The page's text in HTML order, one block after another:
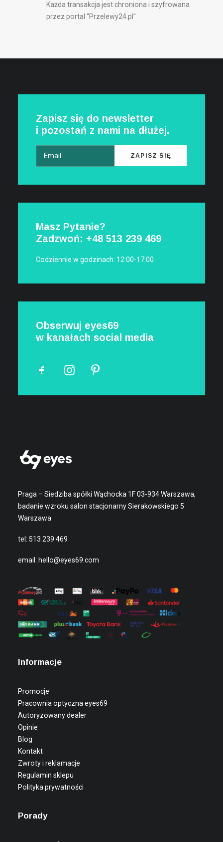
Każda transakcja jest chroniona i szyfrowana
przez portal "Przelewy24.pl"
Zapisz się do newsletter
i pozostań z nami na dłużej.
Masz Pytanie?
Zadzwoń: +48 513 239 469
Codziennie w godzinach: 12:00-17:00
Obserwuj eyes69
w kanałach social media
Praga – Siedziba spółki Wąchocka 1F 03-934 Warszawa,
badanie wzroku salon stacjonarny Sierakowskiego 5
Warszawa
tel: 513 239 469
email: hello@eyes69.com
Informacje
Promocje
Pracownia optyczna eyes69
Autoryzowany dealer
Opinie
Blog
Kontakt
Zwroty i reklamacje
Regulamin sklepu
Polityka prywatności
Porady